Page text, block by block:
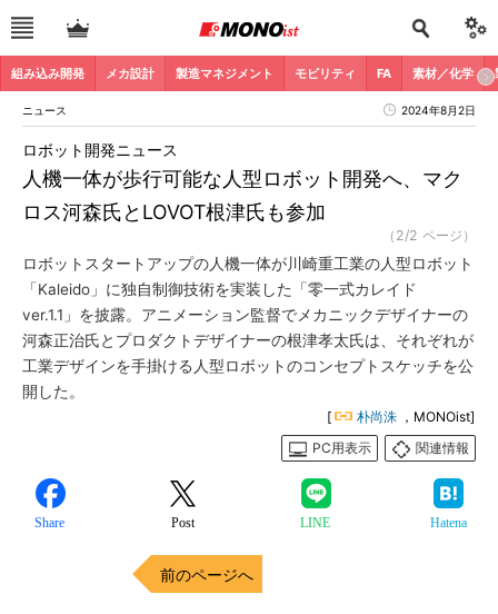
組み込み開発 メカ設計 製造マネジメント モビリティ FA 素材／化学
ニュース 2024年8月2日
人機一体が歩行可能な人型ロボット開発へ、マク
ロス河森氏とLOVOT根津氏も参加
ロボット開発ニュース
（2/2 ページ）
ロボットスタートアップの人機一体が川崎重工業の人型ロボット
「Kaleido」に独自制御技術を実装した「零一式カレイド
ver.1.1」を披露。アニメーション監督でメカニックデザイナーの
河森正治氏とプロダクトデザイナーの根津孝太氏は、それぞれが
工業デザインを手掛ける人型ロボットのコンセプトスケッチを公
開した。
[ 朴尚洙 ，MONOist]
PC用表示
関連情報
Share Post LINE Hatena
前のページへ